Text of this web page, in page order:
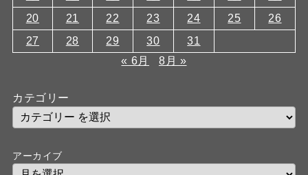
20
21 22 23 24 25
26
27
28 29 30
31
« 6月
8月 »
カテゴリー
アーカイブ